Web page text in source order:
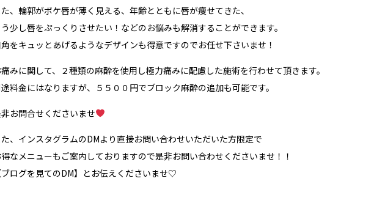
た、輪郭がボケ唇が薄く見える、年齢とともに唇が痩せてきた、
少し唇をぷっくりさせたい！などのお悩みも解消することができます。
をキュッとあげるようなデザインも得意ですのでお任せ下さいませ！
痛みに関して、２種類の麻酔を使用し極力痛みに配慮した施術を行わせて頂きます。
料金にはなりますが、５５００円でブロック麻酔の追加も可能です。
お問合せくださいませ
た、インスタグラムのDMより直接お問い合わせいただいた方限定で
得なメニューもご案内しておりますので是非お問い合わせくださいませ！！
ブログを見てのDM】とお伝えくださいませ♡